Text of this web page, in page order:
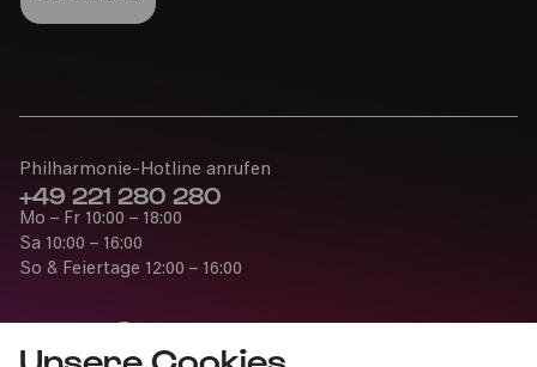
Unsere Cookies
Philharmonie-Hotline anrufen
+49 221 280 280
Mo – Fr 10:00 – 18:00
Sa 10:00 – 16:00
So & Feiertage 12:00 – 16:00